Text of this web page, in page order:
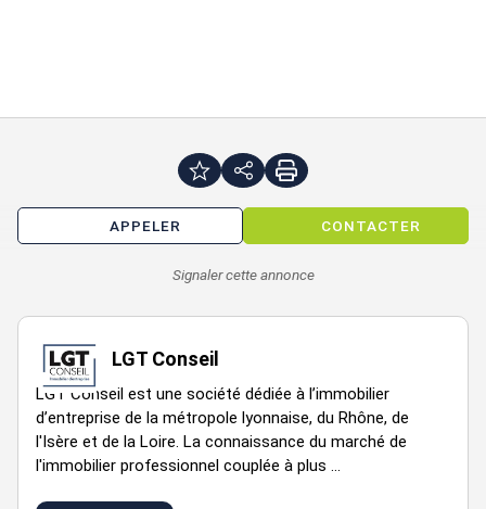
APPELER CONTACTER
Signaler cette annonce
LGT Conseil
LGT Conseil est une société dédiée à l’immobilier
d’entreprise de la métropole lyonnaise, du Rhône, de
l'Isère et de la Loire. La connaissance du marché de
l'immobilier professionnel couplée à plus ...